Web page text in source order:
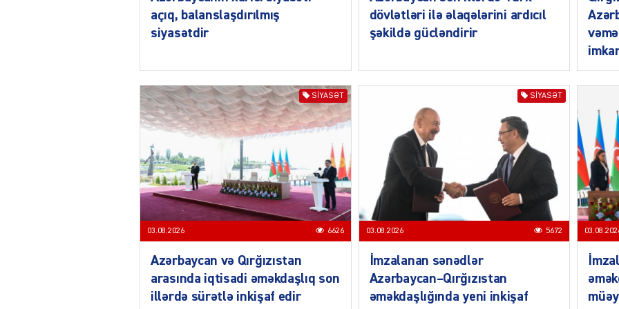
DÜNYA
açıq, balanslaşdırılmış
siyasətdir
dövlətləri ilə əlaqələrini ardıcıl
şəkildə gücləndirir
SIYASƏT
03.08.2026 6626
Azərbaycan və Qırğızıstan
arasında iqtisadi əməkdaşlıq son
illərdə sürətlə inkişaf edir
SIYASƏT
03.08.2026 5672
İmzalanan sənədlər
Azərbaycan–Qırğızıstan
əməkdaşlığında yeni inkişaf